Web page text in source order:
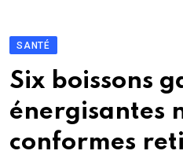
SANTÉ
Six boissons
énergisantes
conformes